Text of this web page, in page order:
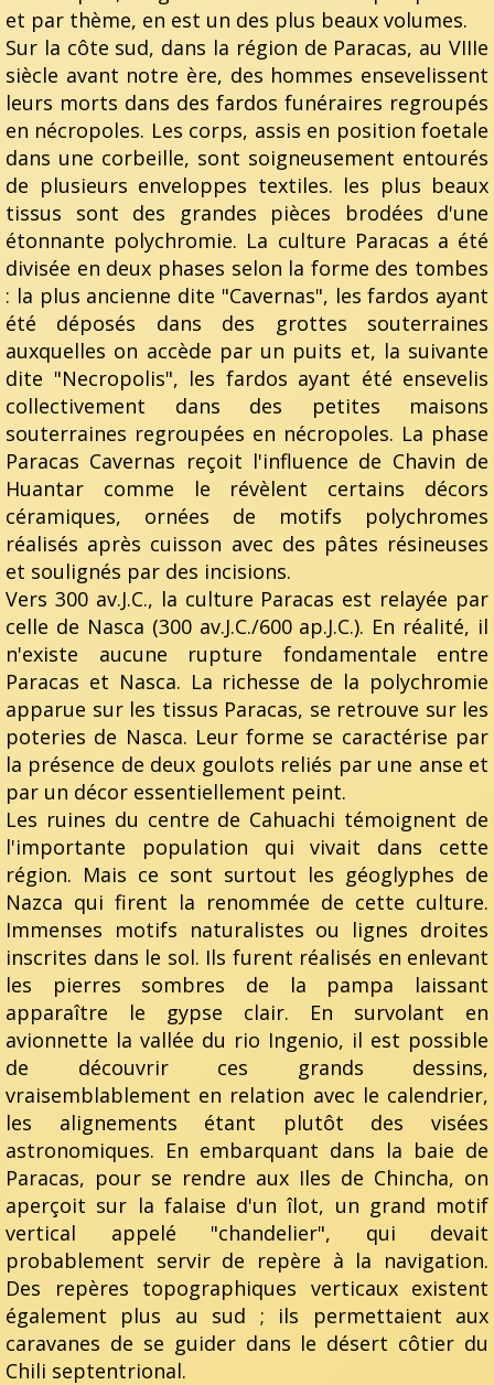
et par thème, en est un des plus beaux volumes.
Sur la côte sud, dans la région de Paracas, au VIIIe
siècle avant notre ère, des hommes ensevelissent
leurs morts dans des fardos funéraires regroupés
en nécropoles. Les corps, assis en position foetale
dans une corbeille, sont soigneusement entourés
de plusieurs enveloppes textiles. les plus beaux
tissus sont des grandes pièces brodées d'une
étonnante polychromie. La culture Paracas a été
divisée en deux phases selon la forme des tombes
: la plus ancienne dite "Cavernas", les fardos ayant
été déposés dans des grottes souterraines
auxquelles on accède par un puits et, la suivante
dite "Necropolis", les fardos ayant été ensevelis
collectivement dans des petites maisons
souterraines regroupées en nécropoles. La phase
Paracas Cavernas reçoit l'influence de Chavin de
Huantar comme le révèlent certains décors
céramiques, ornées de motifs polychromes
réalisés après cuisson avec des pâtes résineuses
et soulignés par des incisions.
Vers 300 av.J.C., la culture Paracas est relayée par
celle de Nasca (300 av.J.C./600 ap.J.C.). En réalité, il
n'existe aucune rupture fondamentale entre
Paracas et Nasca. La richesse de la polychromie
apparue sur les tissus Paracas, se retrouve sur les
poteries de Nasca. Leur forme se caractérise par
la présence de deux goulots reliés par une anse et
par un décor essentiellement peint.
Les ruines du centre de Cahuachi témoignent de
l'importante population qui vivait dans cette
région. Mais ce sont surtout les géoglyphes de
Nazca qui firent la renommée de cette culture.
Immenses motifs naturalistes ou lignes droites
inscrites dans le sol. Ils furent réalisés en enlevant
les pierres sombres de la pampa laissant
apparaître le gypse clair. En survolant en
avionnette la vallée du rio Ingenio, il est possible
de découvrir ces grands dessins,
vraisemblablement en relation avec le calendrier,
les alignements étant plutôt des visées
astronomiques. En embarquant dans la baie de
Paracas, pour se rendre aux Iles de Chincha, on
aperçoit sur la falaise d'un îlot, un grand motif
vertical appelé "chandelier", qui devait
probablement servir de repère à la navigation.
Des repères topographiques verticaux existent
également plus au sud ; ils permettaient aux
caravanes de se guider dans le désert côtier du
Chili septentrional.